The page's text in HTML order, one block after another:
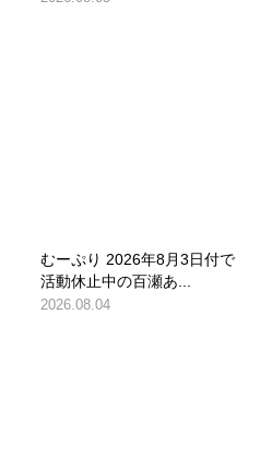
むーぷり 2026年8月3日付で
活動休止中の百瀬あ...
2026.08.04